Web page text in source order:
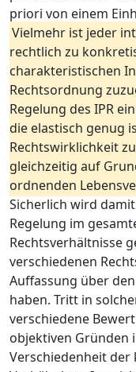
priori von einem
Vielmehr ist jeder
rechtlich zu
charakteristischen
Rechtsordnung
Regelung des IPR
die elastisch genug
Rechtswirklichkeit
gleichzeitig auf
ordnenden
Sicherlich wird
Regelung im
Rechtsverhältnisse
verschiedenen
Auffassung über
haben. Tritt in
verschiedene
objektiven Gründen
Verschiedenheit